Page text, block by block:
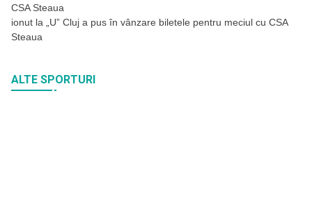
CSA Steaua
ionut la
„U” Cluj a pus în vânzare biletele pentru meciul cu CSA
Steaua
ALTE SPORTURI